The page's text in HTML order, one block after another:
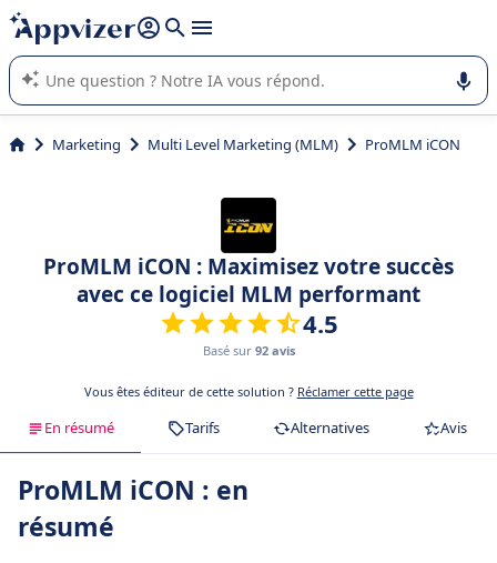
répondre (plusieurs lignes avec
L'IA de Appvizer vous guide dans l'utilisation ou la sélection de
logiciel SaaS en entreprise.
Marketing Multi Level Marketing (MLM) ProMLM iCON
ProMLM iCON : Maximisez votre succès
avec ce logiciel MLM performant
4.5
Basé sur 92 avis
Vous êtes éditeur de cette solution ? Réclamer cette page
En résumé Tarifs Alternatives Avis
ProMLM iCON : en
résumé